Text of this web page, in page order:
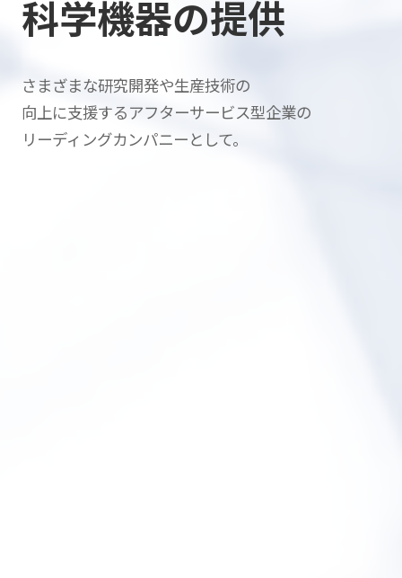
科学機器の提供
さまざまな研究開発や生産技術の
向上に支援するアフターサービス型企業の
リーディングカンパニーとして。